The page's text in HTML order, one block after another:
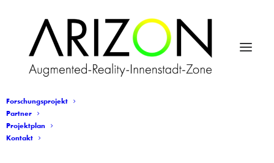
Forschungsprojekt
Partner
Projektplan
Kontakt